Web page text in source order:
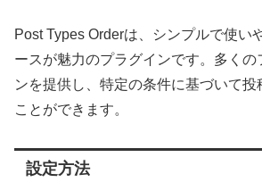
Post Types Orderは、シンプルで使い
ースが魅力のプラグインです。多くの
ンを提供し、特定の条件に基づいて投
ことができます。
設定方法